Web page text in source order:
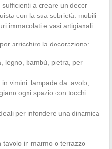
a creare un decor
con la sua sobrietà: mobili
immacolati e vasi artigianali.
arricchire la decorazione:
legno, bambù, pietra, per
in vimini, lampade da tavolo,
ogni spazio con tocchi
per infondere una dinamica
tavolo in marmo o terrazzo